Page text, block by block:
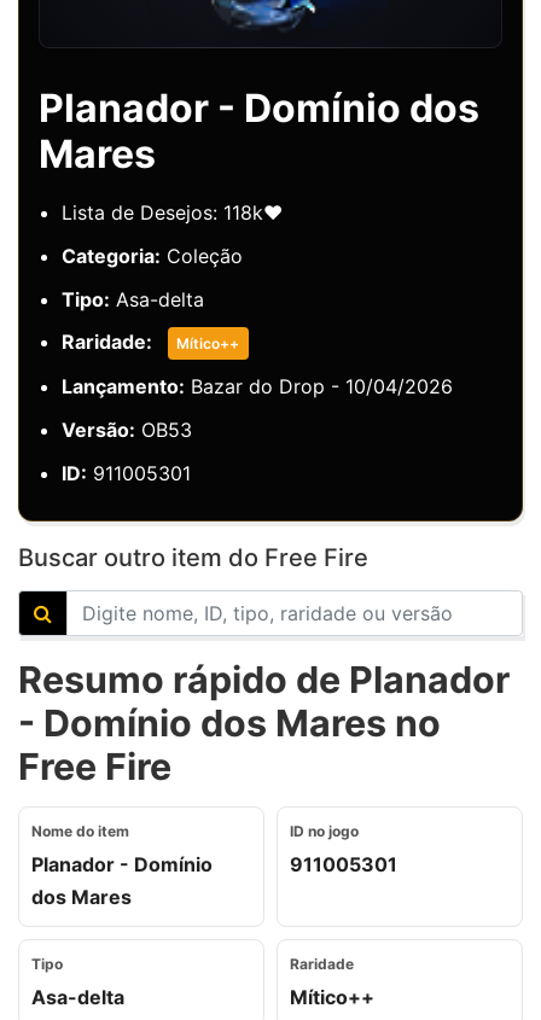
Planador - Domínio dos
Mares
Lista de Desejos: 118k❤️
Categoria: Coleção
Tipo: Asa-delta
Raridade:
Mítico++
Lançamento: Bazar do Drop - 10/04/2026
Versão: OB53
ID: 911005301
Buscar outro item do Free Fire
Resumo rápido de Planador
- Domínio dos Mares no
Free Fire
Nome do item
Planador - Domínio
dos Mares
ID no jogo
911005301
Tipo
Asa-delta
Raridade
Mítico++